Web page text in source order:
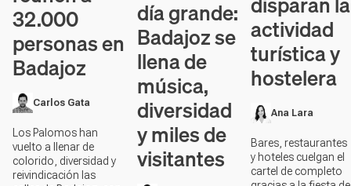
32.000
personas en
Badajoz
Carlos Gata
Los Palomos han
vuelto a llenar de
colorido, diversidad y
reivindicación las
día grande:
Badajoz se
llena de
música,
diversidad
y miles de
visitantes
actividad
turística y
hostelera
Ana Lara
Bares, restaurantes
y hoteles cuelgan el
cartel de completo